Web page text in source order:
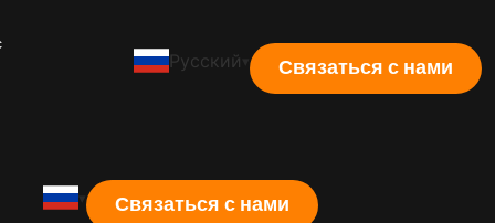
Русский Связаться с нами
Связаться с нами